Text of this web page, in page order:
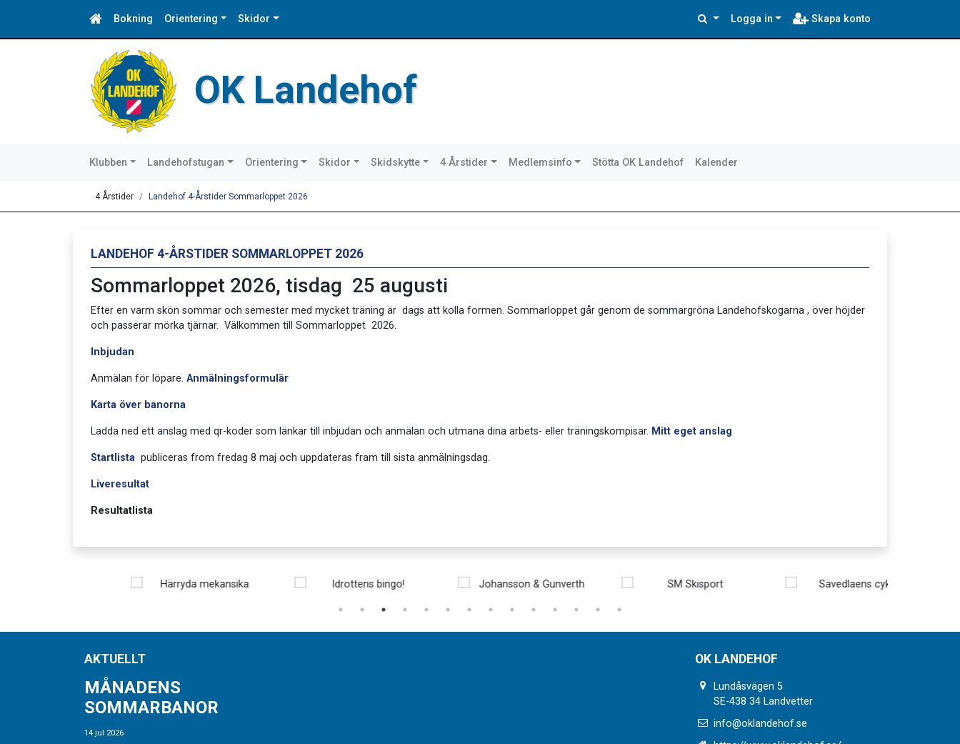
Bokning Orientering Skidor Logga in Skapa konto
OK Landehof
Klubben Landehofstugan Orientering Skidor Skidskytte 4 Årstider Medlemsinfo Stötta OK Landehof Kalender
4 Årstider Landehof 4-Årstider Sommarloppet 2026
LANDEHOF 4-ÅRSTIDER SOMMARLOPPET 2026
Sommarloppet 2026, tisdag 25 augusti
Efter en varm skön sommar och semester med mycket träning är dags att kolla formen. Sommarloppet går genom de sommargröna Landehofskogarna , över höjder
och passerar mörka tjärnar. Välkommen till Sommarloppet 2026.
Inbjudan
Anmälan för löpare. Anmälningsformulär
Karta över banorna
Ladda ned ett anslag med qr-koder som länkar till inbjudan och anmälan och utmana dina arbets- eller träningskompisar. Mitt eget anslag
Startlista publiceras from fredag 8 maj och uppdateras fram till sista anmälningsdag.
Liveresultat
Resultatlista
AKTUELLT
MÅNADENS
SOMMARBANOR
14 jul 2026
OK LANDEHOF
Lundåsvägen 5
SE-438 34 Landvetter
info@oklandehof.se